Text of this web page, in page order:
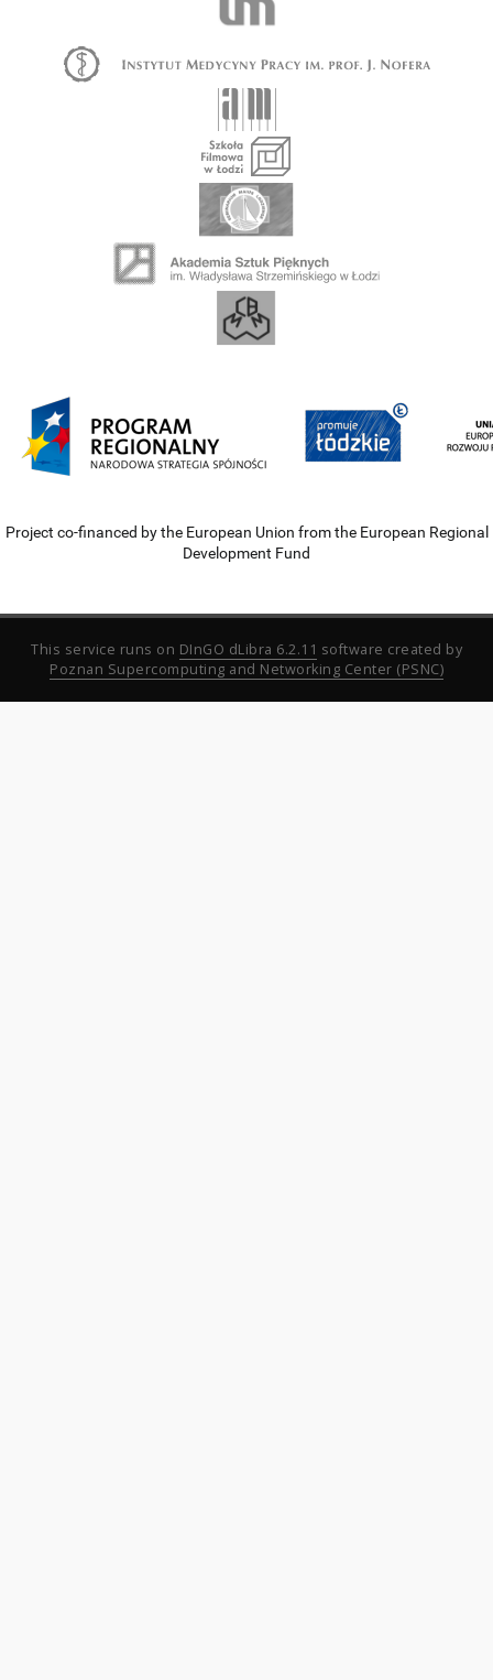
Project co-financed by the European Union from the European Regional
Development Fund
This service runs on DInGO dLibra 6.2.11 software created by
Poznan Supercomputing and Networking Center (PSNC)